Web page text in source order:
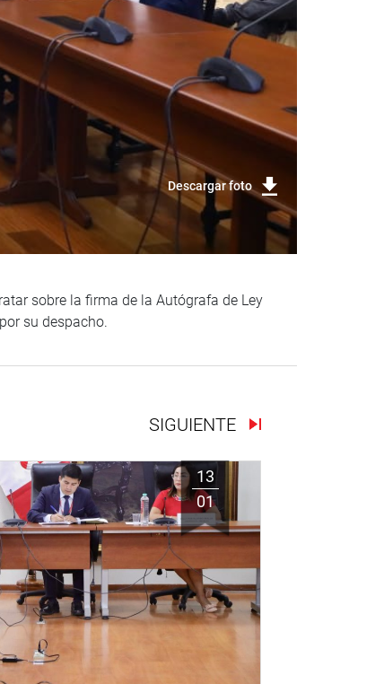
Descargar foto
sobre la firma de la Autógrafa de Ley
su despacho.
SIGUIENTE
13
01